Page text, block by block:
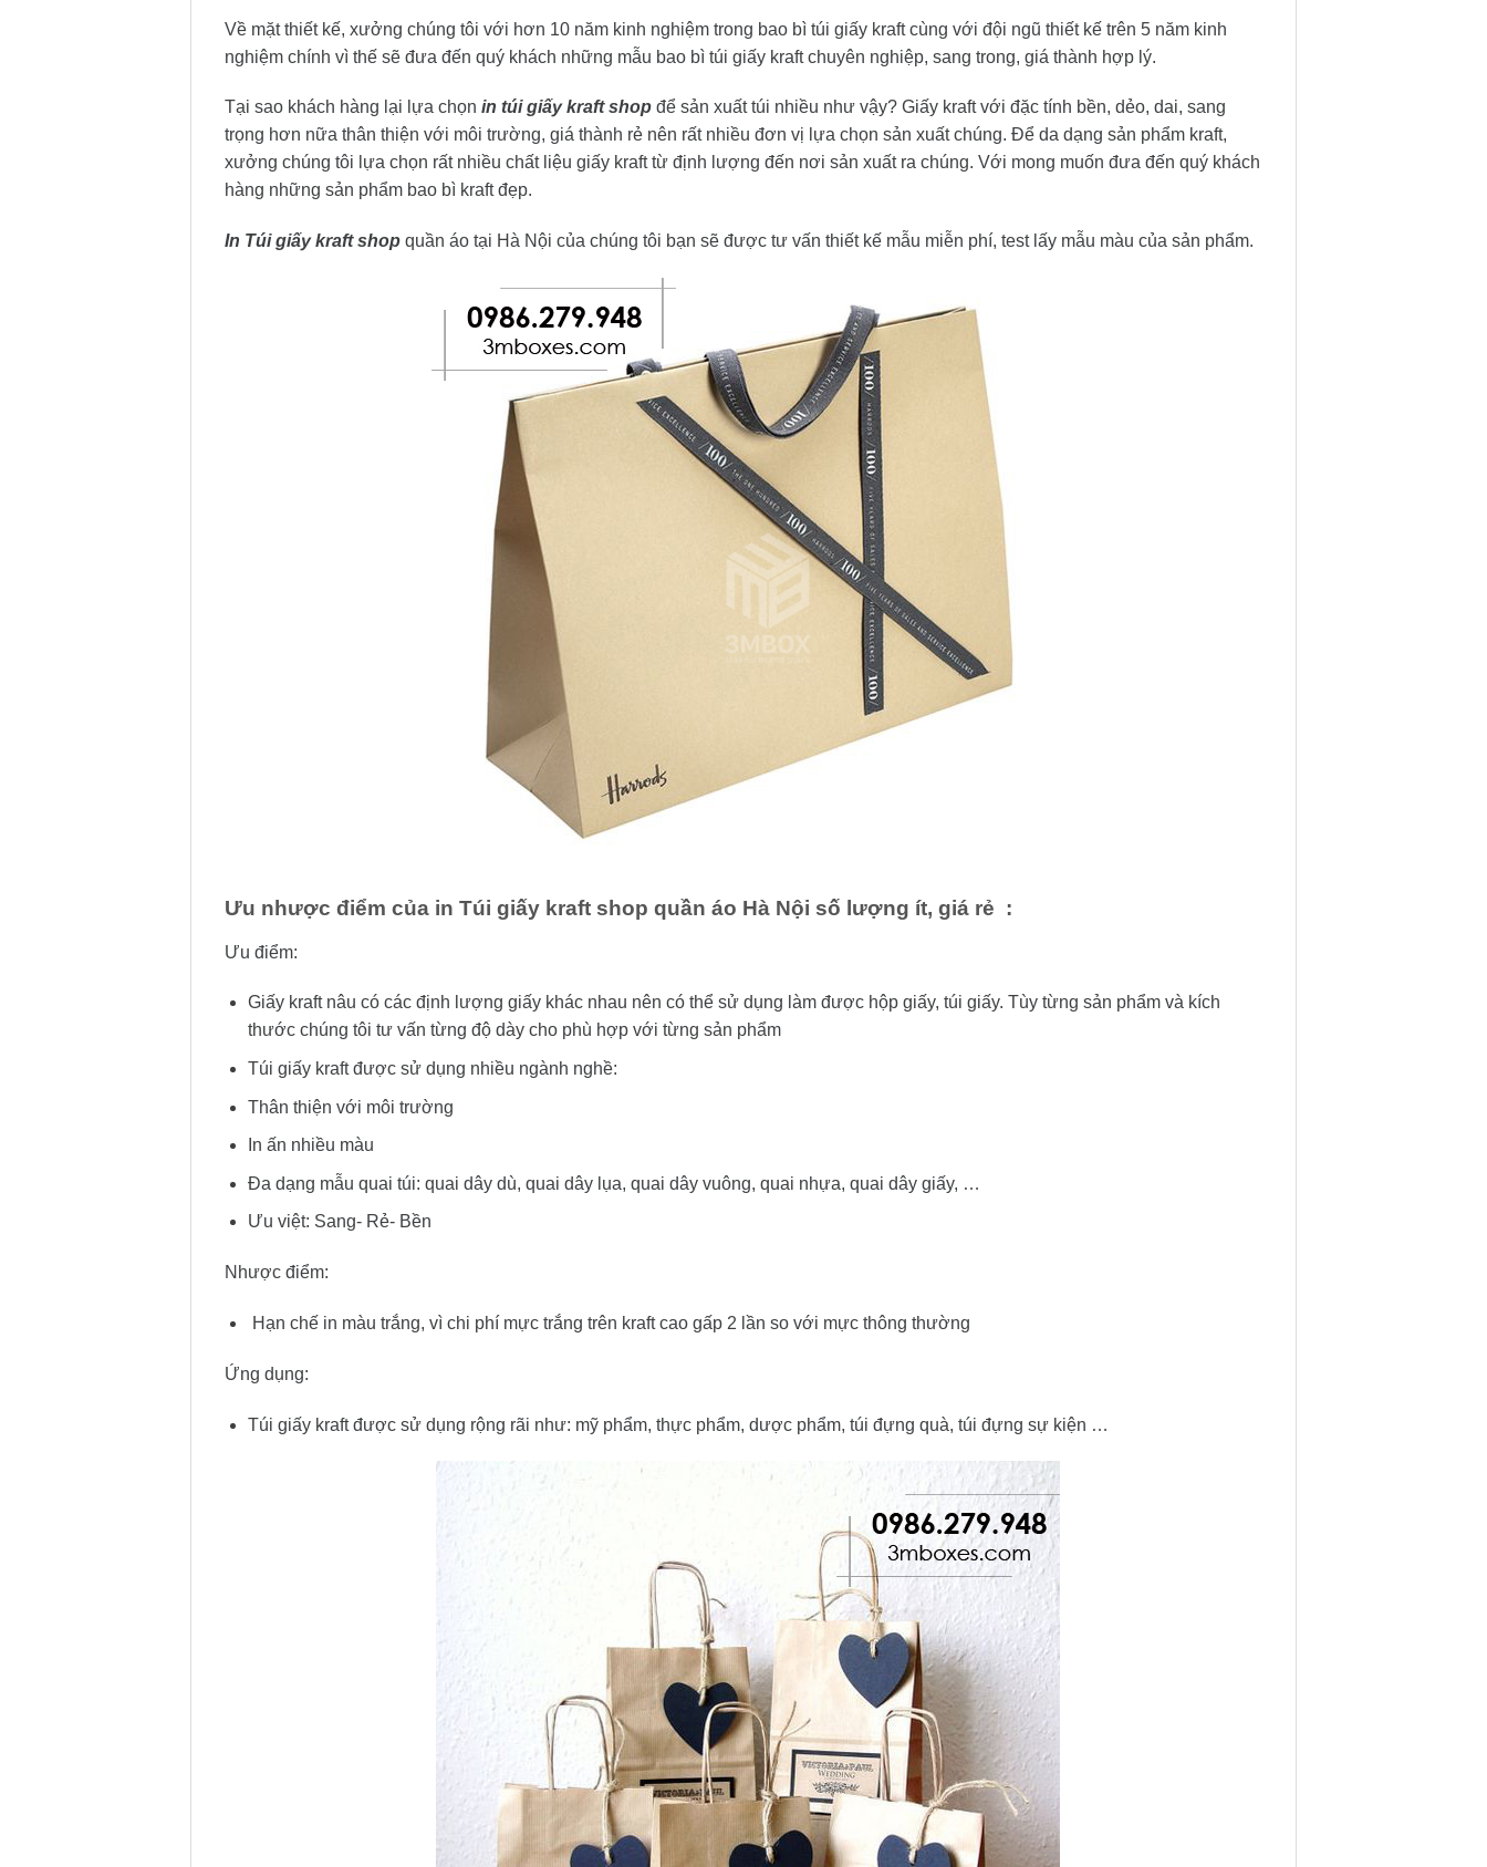
Về mặt thiết kế, xưởng chúng tôi với hơn 10 năm kinh nghiệm trong bao bì túi giấy kraft cùng với đội ngũ thiết kế trên 5 năm kinh
nghiệm chính vì thế sẽ đưa đến quý khách những mẫu bao bì túi giấy kraft chuyên nghiệp, sang trong, giá thành hợp lý.
Tại sao khách hàng lại lựa chọn in túi giấy kraft shop để sản xuất túi nhiều như vậy? Giấy kraft với đặc tính bền, dẻo, dai, sang
trọng hơn nữa thân thiện với môi trường, giá thành rẻ nên rất nhiều đơn vị lựa chọn sản xuất chúng. Để da dạng sản phẩm kraft,
xưởng chúng tôi lựa chọn rất nhiều chất liệu giấy kraft từ định lượng đến nơi sản xuất ra chúng. Với mong muốn đưa đến quý khách
hàng những sản phẩm bao bì kraft đẹp.
In Túi giấy kraft shop quần áo tại Hà Nội của chúng tôi bạn sẽ được tư vấn thiết kế mẫu miễn phí, test lấy mẫu màu của sản phẩm.
Ưu nhược điểm của in Túi giấy kraft shop quần áo Hà Nội số lượng ít, giá rẻ :
Ưu điểm:
Giấy kraft nâu có các định lượng giấy khác nhau nên có thể sử dụng làm được hộp giấy, túi giấy. Tùy từng sản phẩm và kích
thước chúng tôi tư vấn từng độ dày cho phù hợp với từng sản phẩm
Túi giấy kraft được sử dụng nhiều ngành nghề:
Thân thiện với môi trường
In ấn nhiều màu
Đa dạng mẫu quai túi: quai dây dù, quai dây lụa, quai dây vuông, quai nhựa, quai dây giấy, …
Ưu việt: Sang- Rẻ- Bền
Nhược điểm:
Hạn chế in màu trắng, vì chi phí mực trắng trên kraft cao gấp 2 lần so với mực thông thường
Ứng dụng:
Túi giấy kraft được sử dụng rộng rãi như: mỹ phẩm, thực phẩm, dược phẩm, túi đựng quà, túi đựng sự kiện …